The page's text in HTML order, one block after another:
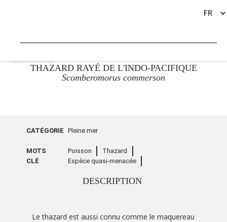
THAZARD RAYÉ DE L'INDO-PACIFIQUE
Scomberomorus commerson
CATÉGORIE Pleine mer
MOTS
CLÉ
Poisson
Thazard
Espèce quasi-menacée
DESCRIPTION
Le thazard est aussi connu comme le maquereau